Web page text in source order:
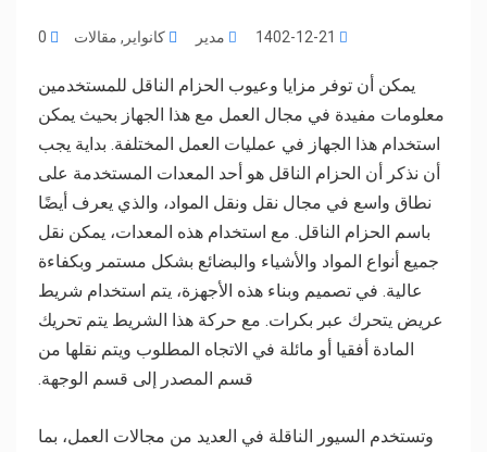
مدیر کانوایر , مقالات
يمكن أن توفر مزايا وعيوب الحزام الناقل للمستخدمين
معلومات مفيدة في مجال العمل مع هذا الجهاز بحيث يمكن
استخدام هذا الجهاز في عمليات العمل المختلفة. بداية يجب
أن نذكر أن الحزام الناقل هو أحد المعدات المستخدمة على
نطاق واسع في مجال نقل ونقل المواد، والذي يعرف أيضًا
باسم الحزام الناقل. مع استخدام هذه المعدات، يمكن نقل
جميع أنواع المواد والأشياء والبضائع بشكل مستمر وبكفاءة
عالية. في تصميم وبناء هذه الأجهزة، يتم استخدام شريط
عريض يتحرك عبر بكرات. مع حركة هذا الشريط يتم تحريك
المادة أفقيا أو مائلة في الاتجاه المطلوب ويتم نقلها من
قسم المصدر إلى قسم الوجهة.
وتستخدم السيور الناقلة في العديد من مجالات العمل، بما